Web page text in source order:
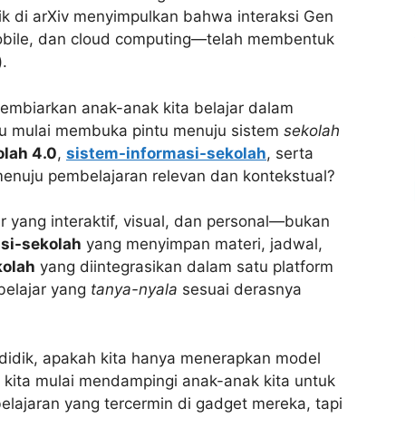
di arXiv menyimpulkan bahwa interaksi Gen
dan cloud computing—telah membentuk
anak-anak kita belajar dalam
mulai membuka pintu menuju sistem sekolah
4.0, sistem-informasi-sekolah, serta
pembelajaran relevan dan kontekstual?
yang interaktif, visual, dan personal—bukan
sekolah yang menyimpan materi, jadwal,
yang diintegrasikan dalam satu platform
yang tanya-nyala sesuai derasnya
apakah kita hanya menerapkan model
mulai mendampingi anak-anak kita untuk
yang tercermin di gadget mereka, tapi